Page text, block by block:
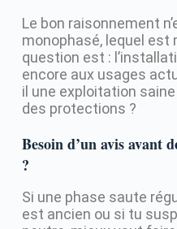
Le bon raisonnement
monophasé, lequel est
question est :
encore aux usages
il une exploitation
des protections ?
Besoin d’un avis avant
?
Si une phase saute
est ancien ou si tu